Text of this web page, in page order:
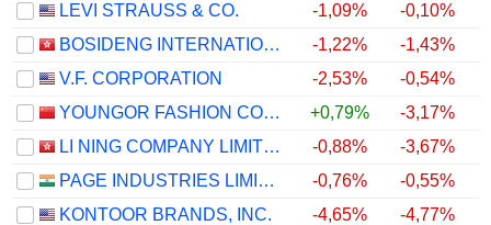
LEVI STRAUSS & CO.
-1,09% -0,10%
BOSIDENG INTERNATIONAL HOLDINGS LIMITED
-1,22% -1,43%
V.F. CORPORATION
-2,53% -0,54%
YOUNGOR FASHION CO., LTD.
+0,79% -3,17%
LI NING COMPANY LIMITED
-0,88% -3,67%
PAGE INDUSTRIES LIMITED
-0,76% -0,55%
KONTOOR BRANDS, INC.
-4,65% -4,77%